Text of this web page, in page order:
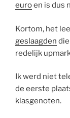
euroen is dus
Kortom, het
geslaagden
redelijk
Ik werd niet
de eerste
klasgenoten.